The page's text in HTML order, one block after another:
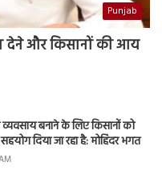
Punjab
देने और किसानों की आय
व्यवसाय बनाने के लिए किसानों को
दिया जा रहा है: मोहिंदर भगत